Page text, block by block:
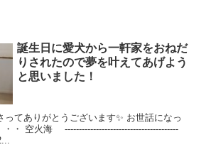
誕生日に愛犬から一軒家をおねだ
りされたので夢を叶えてあげよう
と思いました！
ってありがとうございます✨ お世話になっ
・ 空火海 ----------------------------------------